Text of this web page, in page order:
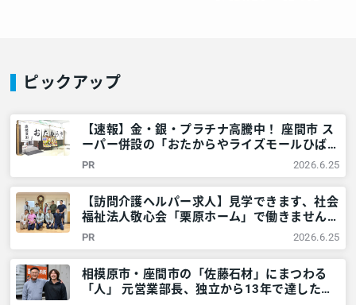
ピックアップ
【速報】金・銀・プラチナ高騰中！ 座間市 ス
ーパー併設の「おたからやライズモールひばり
が丘店」！どんな物が高価買取に？普段聞きに
くい事を聞いてみた – 神奈川・東京多摩のご
近所情報 – レアリア
PR 2026.6.25
【訪問介護ヘルパー求人】見学できます、社会
福祉法人敬心会「栗原ホーム」で働きません
か？＠座間市 – 神奈川・東京多摩のご近所情
報 – レアリア
PR 2026.6.25
相模原市・座間市の「佐藤石材」にまつわる
「人」 元営業部長、独立から13年で達した～